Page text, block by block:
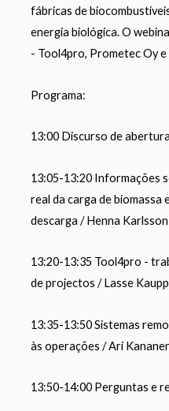
fábricas de
energia biológica. O
- Tool4pro, Prometec Oy e
Programa:
13:00 Discurso de
13:05-13:20 Informações
real da carga de biomassa
descarga / Henna
13:20-13:35 Tool4pro -
de projectos / Lasse
13:35-13:50 Sistemas
às operações /Ari
13:50-14:00 Perguntas e